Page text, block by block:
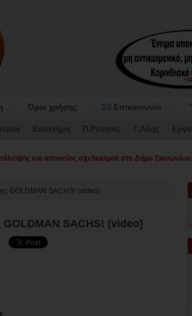
Όροι χρήσης Επικοινωνία
Επιστήμη Π.Ρέππας Γ.Λόης
και απουσίας σχεδιασμού στο Δήμο
GOLDMAN SACHS! (video)
SACHS! (video)